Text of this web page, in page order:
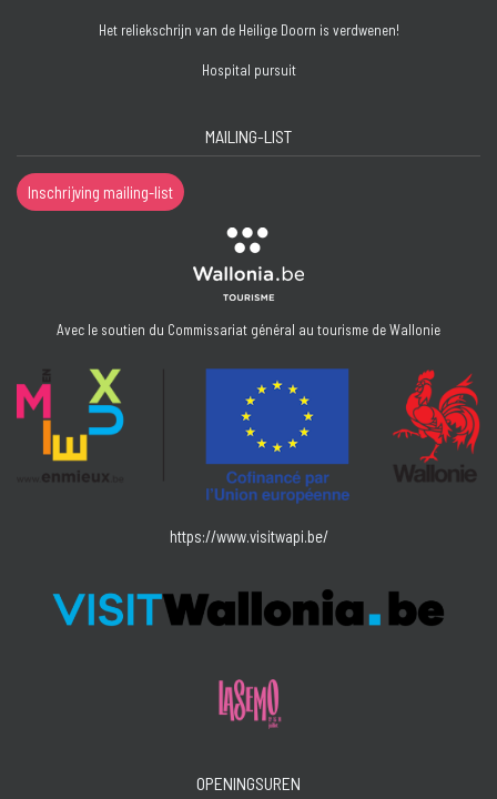
Het reliekschrijn van de Heilige Doorn is verdwenen!
Hospital pursuit
MAILING-LIST
Inschrijving mailing-list
Avec le soutien du Commissariat général au tourisme de Wallonie
https://www.visitwapi.be/
OPENINGSUREN